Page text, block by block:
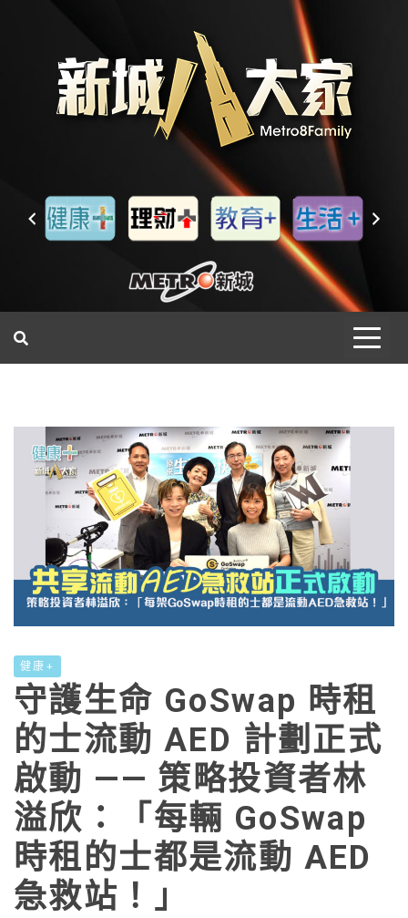
健康+
守護生命 GoSwap 時租
的士流動 AED 計劃正式
啟動 —— 策略投資者林
溢欣：「每輛 GoSwap
時租的士都是流動 AED
急救站！」